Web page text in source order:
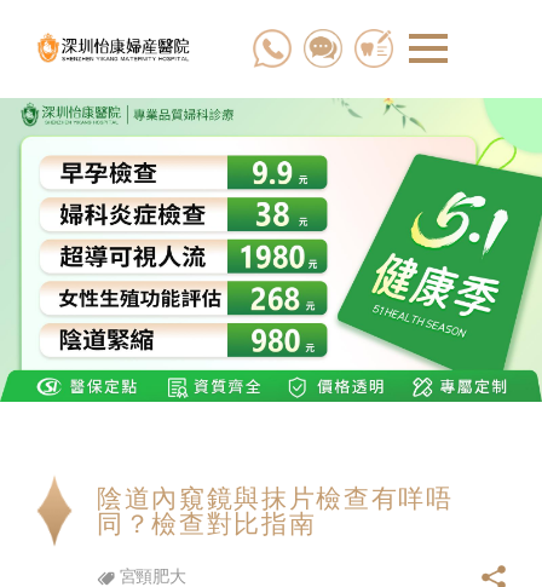
陰道內窺鏡與抹片檢查有咩唔
同？檢查對比指南
宮頸肥大